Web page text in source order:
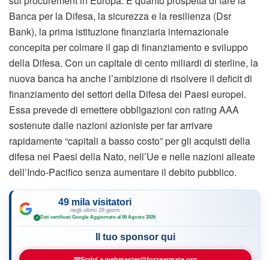
Banca per la Difesa, la sicurezza e la resilienza (Dsr
Bank), la prima istituzione finanziaria internazionale
concepita per colmare il gap di finanziamento e sviluppo
della Difesa. Con un capitale di cento miliardi di sterline, la
nuova banca ha anche l’ambizione di risolvere il deficit di
finanziamento dei settori della Difesa dei Paesi europei.
Essa prevede di emettere obbligazioni con rating AAA
sostenute dalle nazioni azioniste per far arrivare
rapidamente “capitali a basso costo” per gli acquisti della
difesa nei Paesi della Nato, nell’Ue e nelle nazioni alleate
dell’Indo-Pacifico senza aumentare il debito pubblico.
49 mila visitatori
negli ultimi 28 giorni
✓ Dati certificati Google·Aggiornato al 06 Agosto 2026
Il tuo sponsor qui